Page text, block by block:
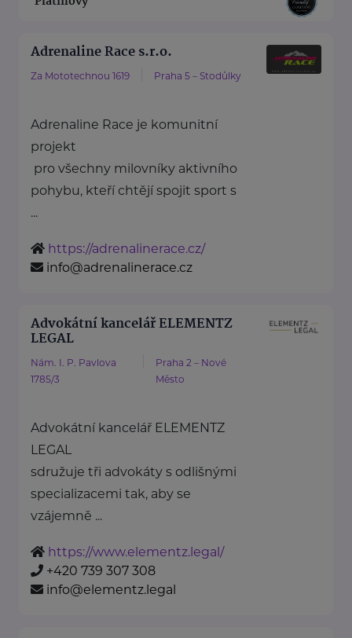
Adrenaline Race s.r.o.
Za Mototechnou 1619 Praha 5 – Stodůlky
Adrenaline Race je komunitní
projekt
pro všechny milovníky aktivního
pohybu, kteří chtějí spojit sport s
...
https://adrenalinerace.cz/
info@adrenalinerace.cz
Advokátní kancelář ELEMENTZ
LEGAL
Nám. I. P. Pavlova
1785/3
Praha 2 – Nové
Město
Advokátní kancelář ELEMENTZ
LEGAL
sdružuje tři advokáty s odlišnými
specializacemi tak, aby se
vzájemně ...
https://www.elementz.legal/
+420 739 307 308
info@elementz.legal